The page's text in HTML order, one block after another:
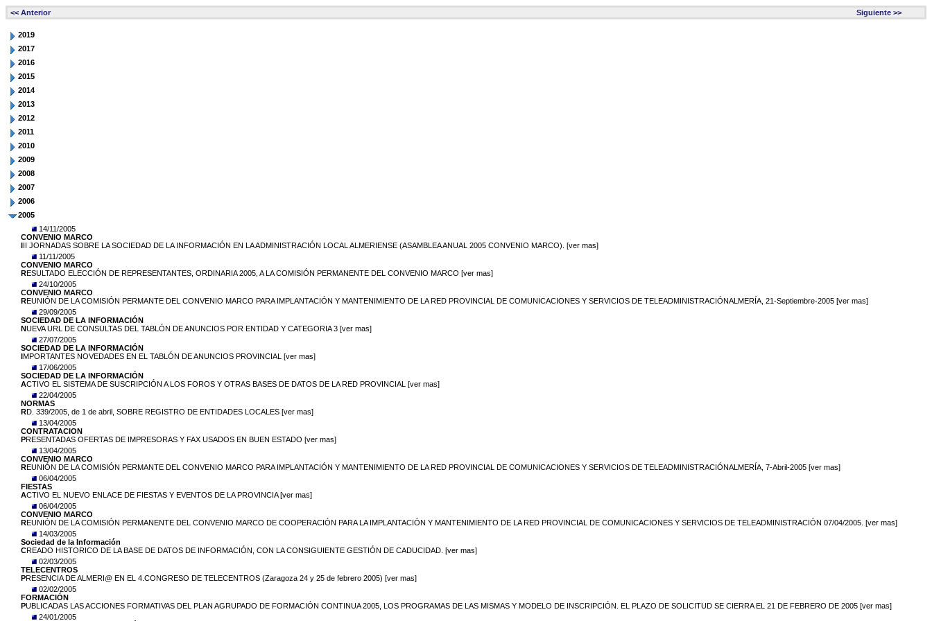
<< Anterior Siguiente >>
2019
2017
2016
2015
2014
2013
2012
2011
2010
2009
2008
2007
2006
2005
14/11/2005
CONVENIO MARCO
III JORNADAS SOBRE LA SOCIEDAD DE LA INFORMACIÓN EN LA ADMINISTRACIÓN LOCAL ALMERIENSE (ASAMBLEA ANUAL 2005 CONVENIO MARCO). [ver mas]
11/11/2005
CONVENIO MARCO
RESULTADO ELECCIÓN DE REPRESENTANTES, ORDINARIA 2005, A LA COMISIÓN PERMANENTE DEL CONVENIO MARCO [ver mas]
24/10/2005
CONVENIO MARCO
REUNIÓN DE LA COMISIÓN PERMANTE DEL CONVENIO MARCO PARA IMPLANTACIÓN Y MANTENIMIENTO DE LA RED PROVINCIAL DE COMUNICACIONES Y SERVICIOS DE TELEADMINISTRACIÓNALMERÍA, 21-Septiembre-2005 [ver mas]
29/09/2005
SOCIEDAD DE LA INFORMACIÓN
NUEVA URL DE CONSULTAS DEL TABLÓN DE ANUNCIOS POR ENTIDAD Y CATEGORIA 3 [ver mas]
27/07/2005
SOCIEDAD DE LA INFORMACIÓN
IMPORTANTES NOVEDADES EN EL TABLÓN DE ANUNCIOS PROVINCIAL [ver mas]
17/06/2005
SOCIEDAD DE LA INFORMACIÓN
ACTIVO EL SISTEMA DE SUSCRIPCIÓN A LOS FOROS Y OTRAS BASES DE DATOS DE LA RED PROVINCIAL [ver mas]
22/04/2005
NORMAS
RD. 339/2005, de 1 de abril, SOBRE REGISTRO DE ENTIDADES LOCALES [ver mas]
13/04/2005
CONTRATACION
PRESENTADAS OFERTAS DE IMPRESORAS Y FAX USADOS EN BUEN ESTADO [ver mas]
13/04/2005
CONVENIO MARCO
REUNIÓN DE LA COMISIÓN PERMANTE DEL CONVENIO MARCO PARA IMPLANTACIÓN Y MANTENIMIENTO DE LA RED PROVINCIAL DE COMUNICACIONES Y SERVICIOS DE TELEADMINISTRACIÓNALMERÍA, 7-Abril-2005 [ver mas]
06/04/2005
FIESTAS
ACTIVO EL NUEVO ENLACE DE FIESTAS Y EVENTOS DE LA PROVINCIA [ver mas]
06/04/2005
CONVENIO MARCO
REUNIÓN DE LA COMISIÓN PERMANENTE DEL CONVENIO MARCO DE COOPERACIÓN PARA LA IMPLANTACIÓN Y MANTENIMIENTO DE LA RED PROVINCIAL DE COMUNICACIONES Y SERVICIOS DE TELEADMINISTRACIÓN 07/04/2005. [ver mas]
14/03/2005
Sociedad de la Información
CREADO HISTORICO DE LA BASE DE DATOS DE INFORMACIÓN, CON LA CONSIGUIENTE GESTIÓN DE CADUCIDAD. [ver mas]
02/03/2005
TELECENTROS
PRESENCIA DE ALMERI@ EN EL 4.CONGRESO DE TELECENTROS (Zaragoza 24 y 25 de febrero 2005) [ver mas]
02/02/2005
FORMACIÓN
PUBLICADAS LAS ACCIONES FORMATIVAS DEL PLAN AGRUPADO DE FORMACIÓN CONTINUA 2005, LOS PROGRAMAS DE LAS MISMAS Y MODELO DE INSCRIPCIÓN. EL PLAZO DE SOLICITUD SE CIERRA EL 21 DE FEBRERO DE 2005 [ver mas]
24/01/2005